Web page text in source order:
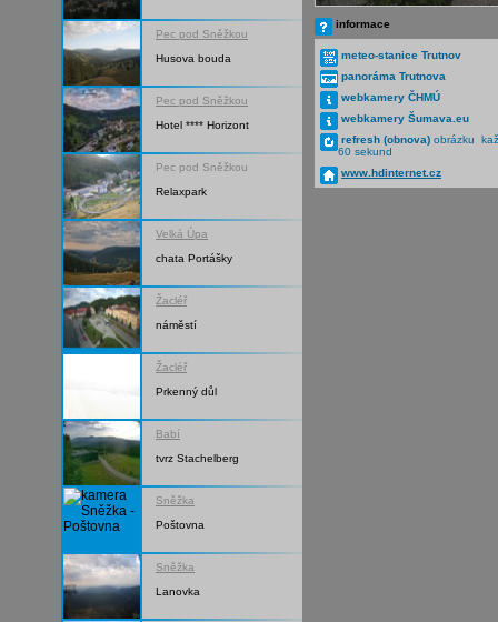
Pec pod Sněžkou
Husova bouda
Pec pod Sněžkou
Hotel **** Horizont
Pec pod Sněžkou
Relaxpark
Velká Úpa
chata Portášky
Žacléř
náměstí
Žacléř
Prkenný důl
Babí
tvrz Stachelberg
Sněžka
Poštovna
Sněžka
Lanovka
informace
meteo-stanice Trutnov
panoráma Trutnova
webkamery ČHMÚ
webkamery Šumava.eu
refresh (obnova) obrázku
60 sekund
www.hdinternet.cz